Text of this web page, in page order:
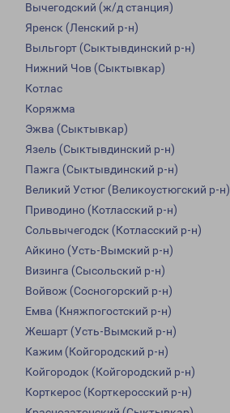
Вычегодский (ж/д станция)
Яренск (Ленский р-н)
Выльгорт (Сыктывдинский р-н)
Нижний Чов (Сыктывкар)
Котлас
Коряжма
Эжва (Сыктывкар)
Язель (Сыктывдинский р-н)
Пажга (Сыктывдинский р-н)
Великий Устюг (Великоустюгский р-н)
Приводино (Котласский р-н)
Сольвычегодск (Котласский р-н)
Айкино (Усть-Вымский р-н)
Визинга (Сысольский р-н)
Войвож (Сосногорский р-н)
Емва (Княжпогостский р-н)
Жешарт (Усть-Вымский р-н)
Кажим (Койгородский р-н)
Койгородок (Койгородский р-н)
Корткерос (Корткеросский р-н)